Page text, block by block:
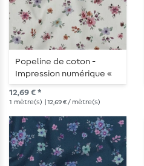
Popeline de coton -
Impression numérique «
Petits bouquets de fleurs
» Blanc
12,69 € *
1 mètre(s) | 12,69 € / mètre(s)